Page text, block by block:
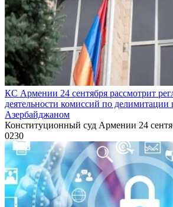
КС Армении 24 сентября рассмотрит
деятельности комиссий по делимитации
Азербайджаном
Конституционный суд Армении 24
0230